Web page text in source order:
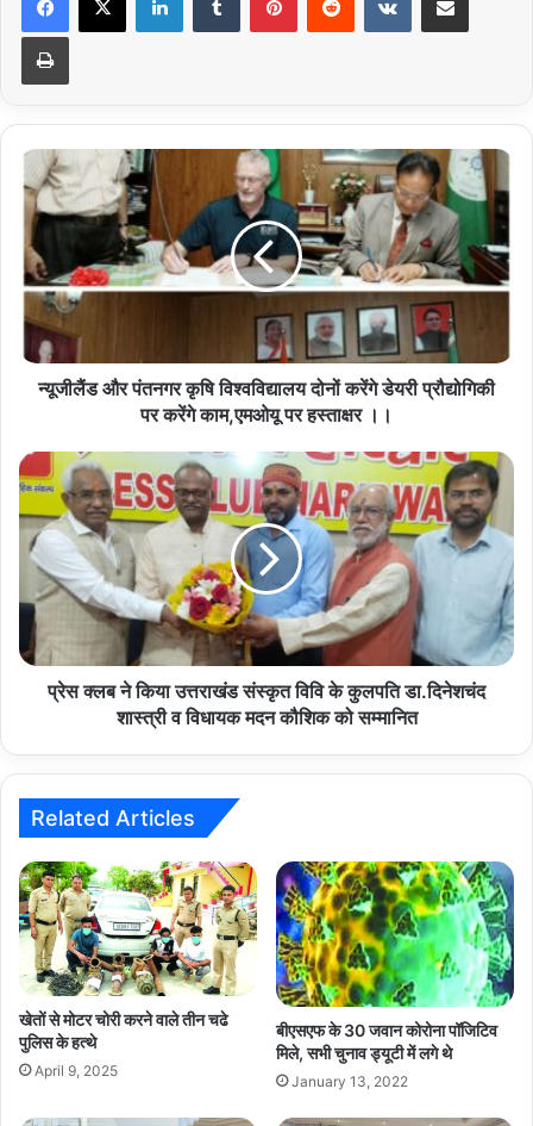
Print
न्यूजीलैंड
और
पंतनगर
विश्वविद्यालय
दोनों
करेंगे
डेयरी
प्रौद्योगिकी
पर
हस्ताक्षर
।।
न्यूजीलैंड और पंतनगर कृषि विश्वविद्यालय दोनों करेंगे डेयरी प्रौद्योगिकी
पर करेंगे काम,एमओयू पर हस्ताक्षर ।।
प्रेस
क्लब
ने
किया
उत्तराखंड
संस्कृत
विवि
कुलपति
डा.दिनेशचंद
कौशिक
को
सम्मानित
प्रेस क्लब ने किया उत्तराखंड संस्कृत विवि के कुलपति डा.दिनेशचंद
शास्त्री व विधायक मदन कौशिक को सम्मानित
Related Articles
खेतों से मोटर चोरी करने वाले तीन चढे
पुलिस के हत्थे
April 9, 2025
बीएसएफ के 30 जवान कोरोना पॉजिटिव
मिले, सभी चुनाव ड्यूटी में लगे थे
January 13, 2022